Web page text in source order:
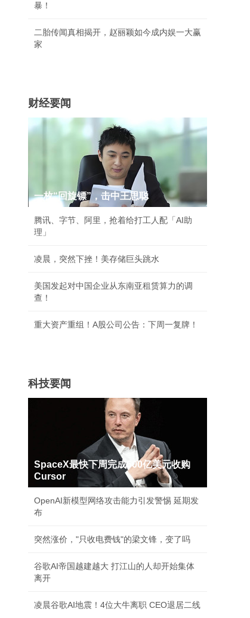
暴！
二胎传闻真相揭开，赵丽颖如今成内娱一大赢
家
财经要闻
一枚“回旋镖”，击中王思聪
腾讯、字节、阿里，抢着给打工人配「AI助
理」
凌晨，突然下挫！美存储巨头跳水
美国发起对中国企业从东南亚租赁算力的调
查！
重大资产重组！A股公司公告：下周一复牌！
科技要闻
SpaceX最快下周完成600亿美元收购
Cursor
OpenAI新模型网络攻击能力引发警惕 延期发
布
突然涨价，"只收电费钱"的梁文锋，变了吗
谷歌AI帝国越建越大 打江山的人却开始集体
离开
凌晨谷歌AI地震！4位大牛离职 CEO退居二线